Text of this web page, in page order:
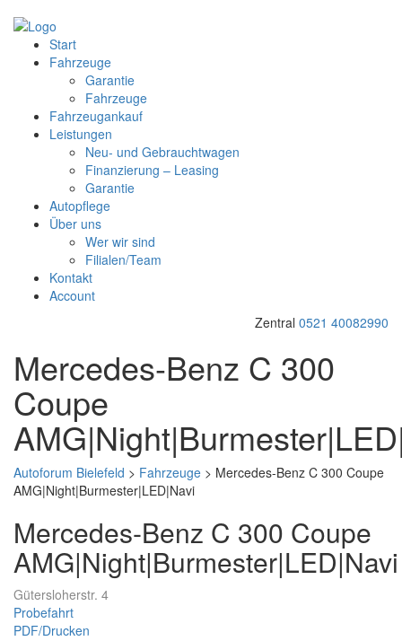
Start
Fahrzeuge
Garantie
Fahrzeuge
Fahrzeugankauf
Leistungen
Neu- und Gebrauchtwagen
Finanzierung – Leasing
Garantie
Autopflege
Über uns
Wer wir sind
Filialen/Team
Kontakt
Account
Zentral 0521 40082990
Mercedes-Benz C 300
Coupe
Autoforum Bielefeld > Fahrzeuge > Mercedes-Benz C 300 Coupe
AMG|Night|Burmester|LED|Navi
Mercedes-Benz C 300 Coupe
AMG|Night|Burmester|LED|Navi
Gütersloherstr. 4
Probefahrt
PDF/Drucken